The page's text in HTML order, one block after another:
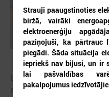
2026. gada 30. jūlijs
Latvijas Pašvaldību
ministrijas sarunas
Strauji paaugstinoties
biržā, vairāki
elektroenerģiju
paziņojuši, ka pārtrauc
piegādi. Šāda situācija
iepriekš nav bijusi, un ir
lai pašvaldības
pakalpojumus